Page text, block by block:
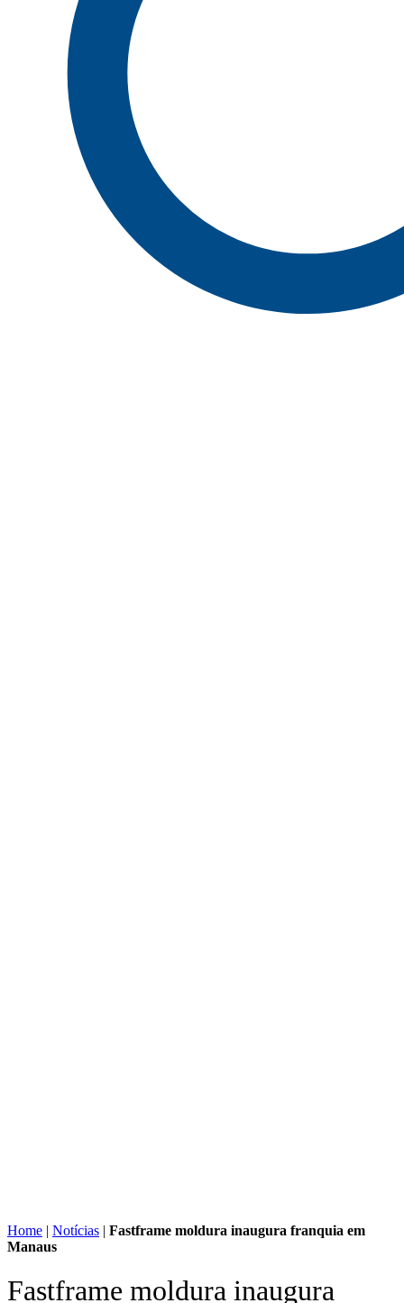
Home | Notícias | Fastframe moldura inaugura franquia em
Manaus
Fastframe moldura inaugura